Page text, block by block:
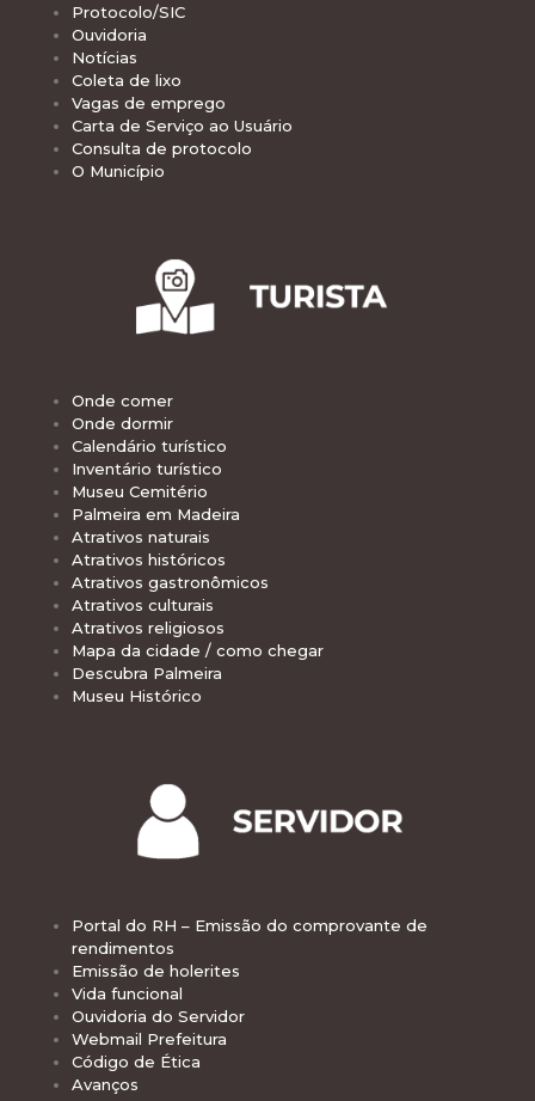
Protocolo/SIC
Ouvidoria
Notícias
Coleta de lixo
Vagas de emprego
Carta de Serviço ao Usuário
Consulta de protocolo
O Município
Onde comer
Onde dormir
Calendário turístico
Inventário turístico
Museu Cemitério
Palmeira em Madeira
Atrativos naturais
Atrativos históricos
Atrativos gastronômicos
Atrativos culturais
Atrativos religiosos
Mapa da cidade / como chegar
Descubra Palmeira
Museu Histórico
Portal do RH – Emissão do comprovante de
rendimentos
Emissão de holerites
Vida funcional
Ouvidoria do Servidor
Webmail Prefeitura
Código de Ética
Avanços